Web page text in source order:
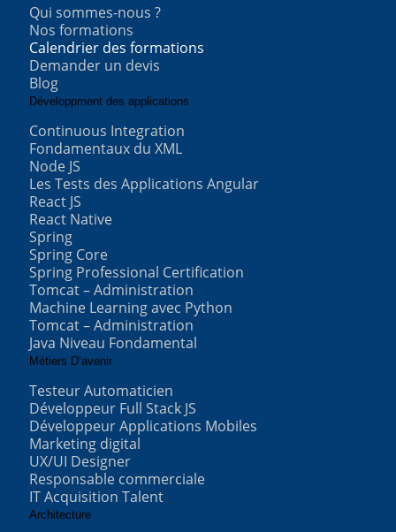
Qui sommes-nous ?
Nos formations
Calendrier des formations
Demander un devis
Blog
Développment des applications
Continuous Integration
Fondamentaux du XML
Node JS
Les Tests des Applications Angular
React JS
React Native
Spring
Spring Core
Spring Professional Certification
Tomcat – Administration
Machine Learning avec Python
Tomcat – Administration
Java Niveau Fondamental
Métiers D’avenir
Testeur Automaticien
Développeur Full Stack JS
Développeur Applications Mobiles
Marketing digital
UX/UI Designer
Responsable commerciale
IT Acquisition Talent
Architecture